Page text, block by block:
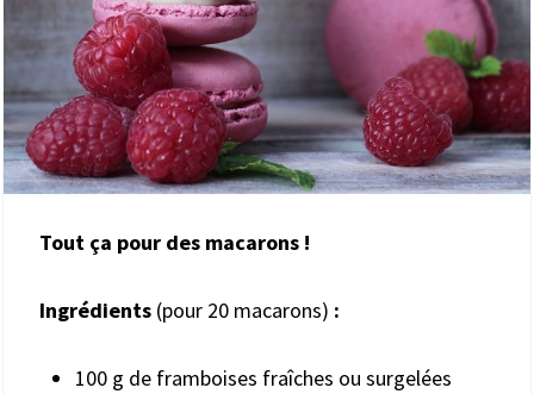
Tout ça pour des macarons !
Ingrédients (pour 20 macarons) :
100 g de framboises fraîches ou surgelées